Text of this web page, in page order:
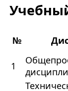
№
1